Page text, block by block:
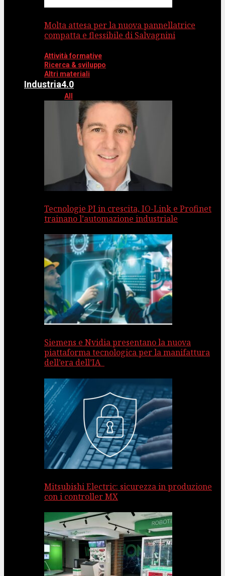
Molta attesa per la nuova pannellatrice
compatta e flessibile di Salvagnini
Attività formative
Ricerca & sviluppo
Altri materiali
Industria4.0
All
Tecnologie PI in crescita, IO-Link e Profinet
trainano l’automazione industriale
Siemens e Nvidia presentano la nuova
piattaforma tecnologica per la manifattura
dell’era dell’IA
Mitsubishi Electric: sicurezza in produzione
con i controller MX